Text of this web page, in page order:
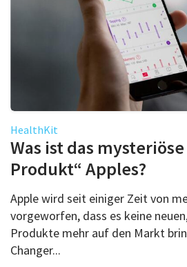
HealthKit
Was ist das
Produkt“ Apples?
Apple wird seit einiger Zeit von
vorgeworfen, dass es keine
Produkte mehr auf den Markt
Changer...